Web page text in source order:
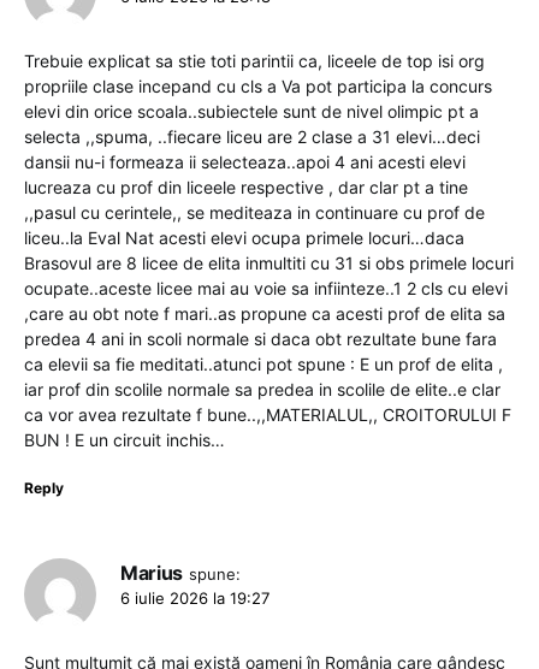
Trebuie explicat sa stie toti parintii ca, liceele de top isi org
propriile clase incepand cu cls a Va pot participa la concurs
elevi din orice scoala..subiectele sunt de nivel olimpic pt a
selecta ,,spuma, ..fiecare liceu are 2 clase a 31 elevi…deci
dansii nu-i formeaza ii selecteaza..apoi 4 ani acesti elevi
lucreaza cu prof din liceele respective , dar clar pt a tine
,,pasul cu cerintele,, se mediteaza in continuare cu prof de
liceu..la Eval Nat acesti elevi ocupa primele locuri…daca
Brasovul are 8 licee de elita inmultiti cu 31 si obs primele locuri
ocupate..aceste licee mai au voie sa infiinteze..1 2 cls cu elevi
,care au obt note f mari..as propune ca acesti prof de elita sa
predea 4 ani in scoli normale si daca obt rezultate bune fara
ca elevii sa fie meditati..atunci pot spune : E un prof de elita ,
iar prof din scolile normale sa predea in scolile de elite..e clar
ca vor avea rezultate f bune..,,MATERIALUL,, CROITORULUI F
BUN ! E un circuit inchis…
Reply
Marius spune:
6 iulie 2026 la 19:27
Sunt mulțumit că mai există oameni în România care gândesc